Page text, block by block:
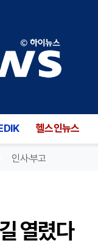
헬스인뉴스
인사·부고
열렸다